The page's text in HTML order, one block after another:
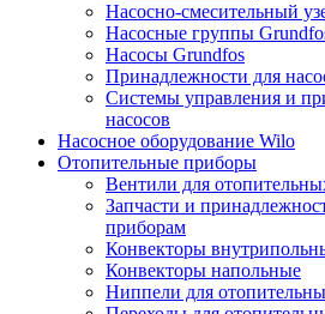
Насосно-смесительный
Насосные группы
Насосы Grundfos
Принадлежности для
Системы управления и
насосов
Насосное оборудование Wilo
Отопительные приборы
Вентили для
Запчасти и
приборам
Конвекторы
Конвекторы напольные
Ниппели для